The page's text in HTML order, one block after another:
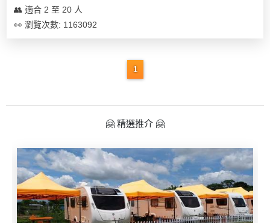
👥 適合 2 至 20 人
👀 瀏覽次數: 1163092
1
🤗 精選推介 🤗